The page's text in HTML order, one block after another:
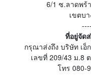
6/1 ซ.ลาดพร้
เขตบ
ที่อยู่จัด
กรุณาส่งถึง บริษัท เ
เลขที่ 209/43 ม.8
โทร 080-